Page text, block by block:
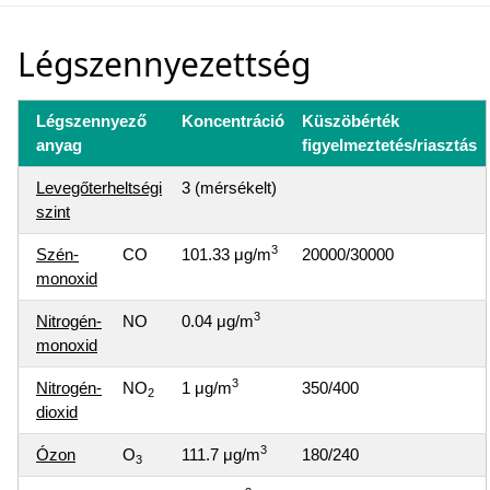
Légszennyezettség
Légszennyező
anyag
Koncentráció
Küszöbérték
figyelmeztetés/riasztás
Levegőterheltségi
szint
3 (mérsékelt)
Szén-
monoxid
CO 101.33 μg/m3 20000/30000
Nitrogén-
monoxid
NO 0.04 μg/m3
Nitrogén-
dioxid
NO2 1 μg/m3 350/400
Ózon O3 111.7 μg/m3 180/240